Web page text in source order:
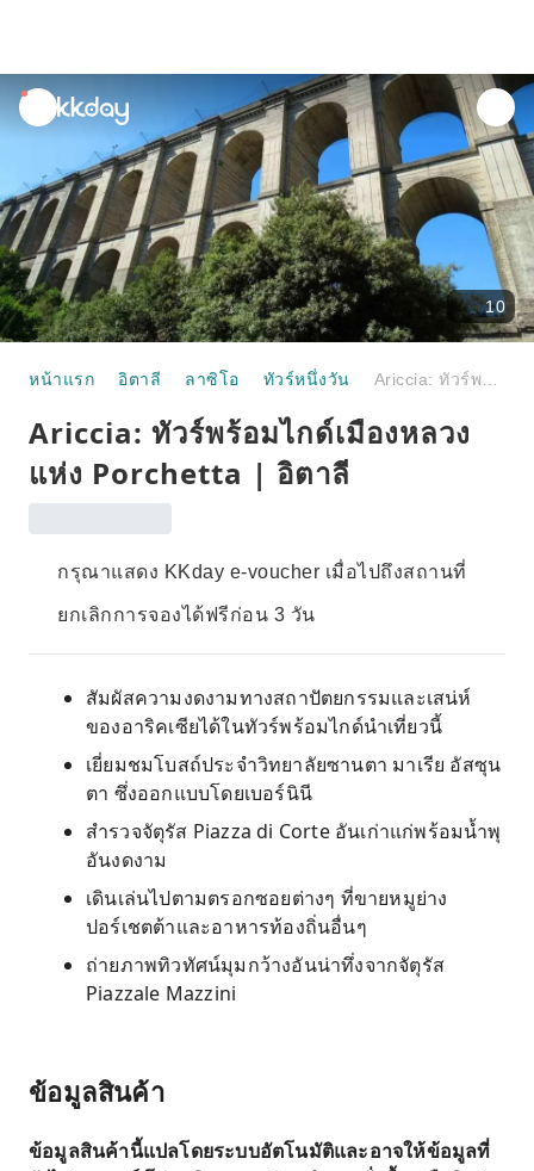
unread
notifications
10
หน้าแรก อิตาลี ลาซิโอ ทัวร์หนึ่งวัน
Ariccia: ทัวร์พร้อมไกด์เมืองหลวง
แห่ง Porchetta | อิตาลี
กรุณาแสดง KKday e-voucher เมื่อไปถึงสถานที่
ยกเลิกการจองได้ฟรีก่อน 3 วัน
สัมผัสความงดงามทางสถาปัตยกรรมและเสน่ห์
ของอาริคเซียได้ในทัวร์พร้อมไกด์นำเที่ยวนี้
เยี่ยมชมโบสถ์ประจำวิทยาลัยซานตา มาเรีย อัสซุน
ตา ซึ่งออกแบบโดยเบอร์นินี
สำรวจจัตุรัส Piazza di Corte อันเก่าแก่พร้อมน้ำพุ
อันงดงาม
เดินเล่นไปตามตรอกซอยต่างๆ ที่ขายหมูย่าง
ปอร์เชตต้าและอาหารท้องถิ่นอื่นๆ
ถ่ายภาพทิวทัศน์มุมกว้างอันน่าทึ่งจากจัตุรัส
Piazzale Mazzini
ข้อมูลสินค้า
ข้อมูลสินค้านี้แปลโดยระบบอัตโนมัติและอาจให้ข้อมูลที่